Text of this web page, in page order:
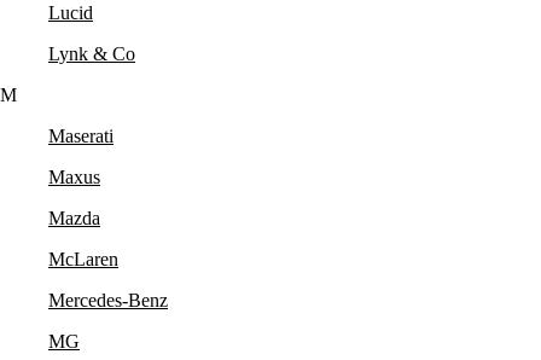
Lucid
Lynk & Co
M
Maserati
Maxus
Mazda
McLaren
Mercedes-Benz
MG